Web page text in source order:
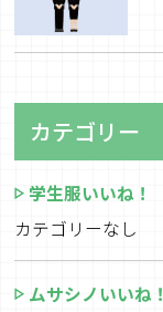
カテゴリー
学生服いいね！
カテゴリーなし
ムサシノいいね！